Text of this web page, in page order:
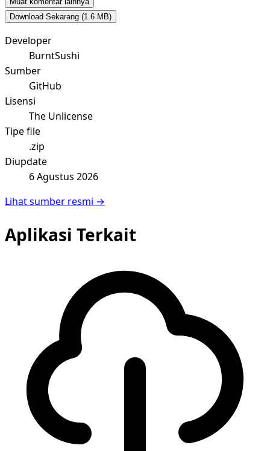
Download Sekarang (1.6 MB)
Developer
BurntSushi
Sumber
GitHub
Lisensi
The Unlicense
Tipe file
.zip
Diupdate
6 Agustus 2026
Lihat sumber resmi →
Aplikasi Terkait